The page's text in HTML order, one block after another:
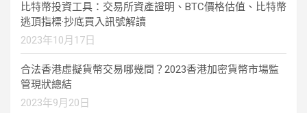
比特幣投資工具：交易所資產證明、BTC價格估值、比特幣
逃頂指標·抄底買入訊號解讀
2023年10月17日
合法香港虛擬貨幣交易哪幾間？2023香港加密貨幣市場監
管現狀總結
2023年9月20日